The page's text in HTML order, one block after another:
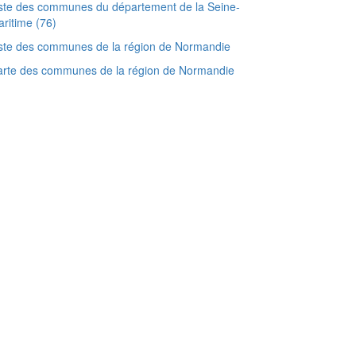
des communes du département de la Seine-
(76)
des communes de la région de Normandie
des communes de la région de Normandie